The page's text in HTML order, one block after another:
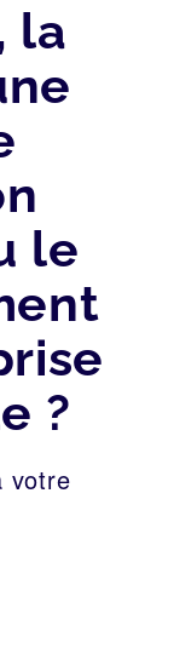
la
le
?
votre